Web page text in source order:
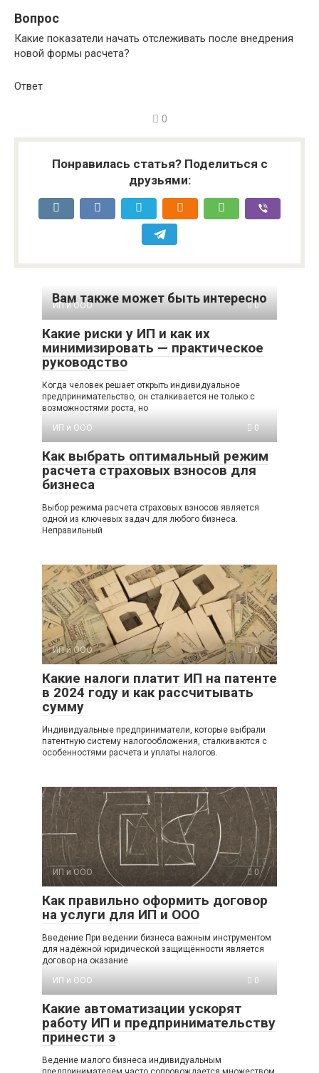
Вопрос
Какие показатели начать отслеживать после внедрения
новой формы расчета?
Ответ
0
Понравилась статья? Поделиться с
друзьями:
Вам также может быть интересно
ИП и ООО 0
Какие риски у ИП и как их
минимизировать — практическое
руководство
Когда человек решает открыть индивидуальное
предпринимательство, он сталкивается не только с
возможностями роста, но
ИП и ООО
0
Как выбрать оптимальный режим
расчета страховых взносов для
бизнеса
Выбор режима расчета страховых взносов является
одной из ключевых задач для любого бизнеса.
Неправильный
ИП и ООО 0
Какие налоги платит ИП на патенте
в 2024 году и как рассчитывать
сумму
Индивидуальные предприниматели, которые выбрали
патентную систему налогообложения, сталкиваются с
особенностями расчета и уплаты налогов.
ИП и ООО 0
Как правильно оформить договор
на услуги для ИП и ООО
Введение При ведении бизнеса важным инструментом
для надёжной юридической защищённости является
договор на оказание
ИП и ООО
0
Какие автоматизации ускорят
работу ИП и предпринимательству
принести э
Ведение малого бизнеса индивидуальным